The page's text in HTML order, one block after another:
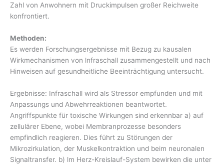
Zahl von Anwohnern mit Druckimpulsen großer Reichweite
konfrontiert.
Methoden:
Es werden Forschungsergebnisse mit Bezug zu kausalen
Wirkmechanismen von lnfraschall zusammengestellt und nach
Hinweisen auf gesundheitliche Beeinträchtigung untersucht.
Ergebnisse: Infraschall wird als Stressor empfunden und mit
Anpassungs und Abwehrreaktionen beantwortet.
Angriffspunkte für toxische Wirkungen sind erkennbar a) auf
zellulärer Ebene, wobei Membranprozesse besonders
empfindlich reagieren. Dies führt zu Störungen der
Mikrozirkulation, der Muskelkontraktion und beim neuronalen
Signaltransfer. b) lm Herz-Kreislauf-System bewirken die unter